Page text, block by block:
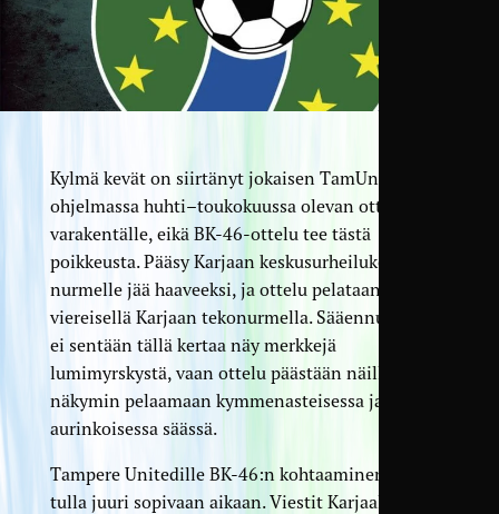
Kylmä kevät on siirtänyt jokaisen TamUn
ohjelmassa huhti–toukokuussa olevan ottelun
varakentälle, eikä BK-46-ottelu tee tästä
poikkeusta. Pääsy Karjaan keskusurheilukentän
nurmelle jää haaveeksi, ja ottelu pelataan
viereisellä Karjaan tekonurmella. Sääennusteissa
ei sentään tällä kertaa näy merkkejä
lumimyrskystä, vaan ottelu päästään näillä
näkymin pelaamaan kymmenasteisessa ja
aurinkoisessa säässä.
Tampere Unitedille BK-46:n kohtaaminen saattaa
tulla juuri sopivaan aikaan. Viestit Karjaalta ovat